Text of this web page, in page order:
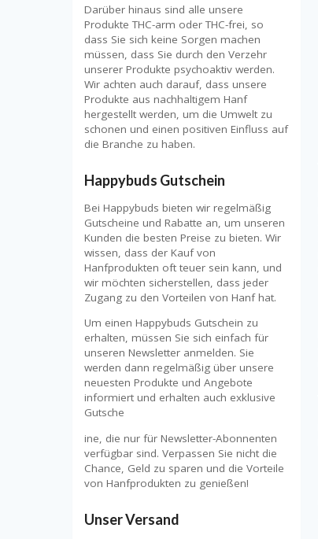
Darüber hinaus sind alle unsere
Produkte THC-arm oder THC-frei, so
dass Sie sich keine Sorgen machen
müssen, dass Sie durch den Verzehr
unserer Produkte psychoaktiv werden.
Wir achten auch darauf, dass unsere
Produkte aus nachhaltigem Hanf
hergestellt werden, um die Umwelt zu
schonen und einen positiven Einfluss auf
die Branche zu haben.
Happybuds Gutschein
Bei Happybuds bieten wir regelmäßig
Gutscheine und Rabatte an, um unseren
Kunden die besten Preise zu bieten. Wir
wissen, dass der Kauf von
Hanfprodukten oft teuer sein kann, und
wir möchten sicherstellen, dass jeder
Zugang zu den Vorteilen von Hanf hat.
Um einen Happybuds Gutschein zu
erhalten, müssen Sie sich einfach für
unseren Newsletter anmelden. Sie
werden dann regelmäßig über unsere
neuesten Produkte und Angebote
informiert und erhalten auch exklusive
Gutsche
ine, die nur für Newsletter-Abonnenten
verfügbar sind. Verpassen Sie nicht die
Chance, Geld zu sparen und die Vorteile
von Hanfprodukten zu genießen!
Unser Versand